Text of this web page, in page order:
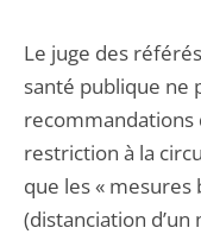
Le juge des
santé publique ne
recommandations
restriction à la
que les «
(distanciation